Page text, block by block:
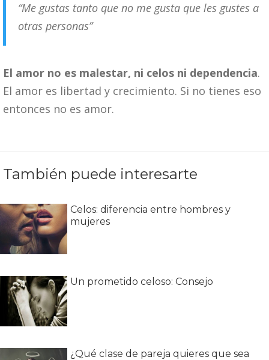
“Me gustas tanto que no me gusta que les gustes a
otras personas”
El amor no es malestar, ni celos ni dependencia.
El amor es libertad y crecimiento. Si no tienes eso
entonces no es amor.
También puede interesarte
Celos: diferencia entre hombres y
mujeres
Un prometido celoso: Consejo
¿Qué clase de pareja quieres que sea